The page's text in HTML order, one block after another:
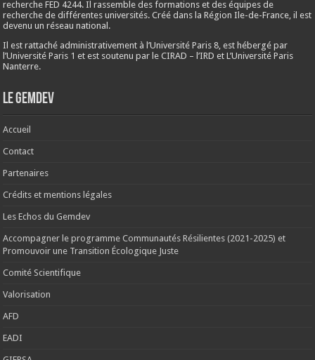
recherche FED 4244. Il rassemble des formations et des équipes de
recherche de différentes universités. Créé dans la Région Ile-de-France, il est
devenu un réseau national.
Il est rattaché administrativement à l’Université Paris 8, est hébergé par
l’Université Paris 1 et est soutenu par le CIRAD – l’IRD et L’Université Paris
Nanterre.
Le Gemdev
Accueil
Contact
Partenaires
Crédits et mentions légales
Les Echos du Gemdev
Accompagner le programme Communautés Résilientes (2021-2025) et
Promouvoir une Transition Écologique Juste
Comité Scientifique
Valorisation
AFD
EADI